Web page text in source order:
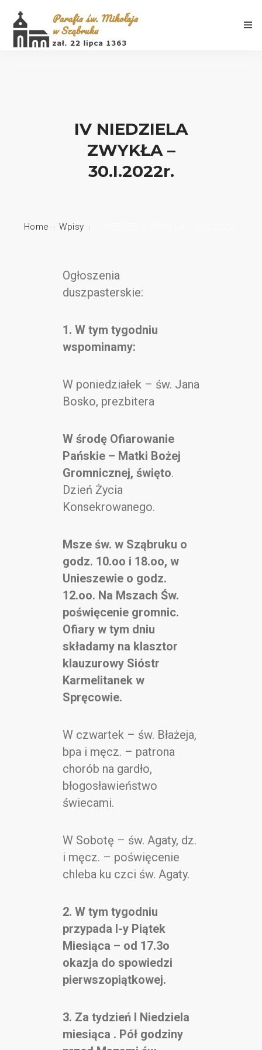
Porządek Mszy Świętych
IV NIEDZIELA
ZWYKŁA –
30.I.2022r.
Home Wpisy
Ogłoszenia
duszpasterskie:
1. W tym tygodniu
wspominamy:
W poniedziałek – św. Jana
Bosko, prezbitera
W środę Ofiarowanie
Pańskie – Matki Bożej
Gromnicznej, święto.
Dzień Życia
Konsekrowanego.
Msze św. w Sząbruku o
godz. 10.oo i 18.oo, w
Unieszewie o godz.
12.oo. Na Mszach Św.
poświęcenie gromnic.
Ofiary w tym dniu
składamy na klasztor
klauzurowy Sióstr
Karmelitanek w
Spręcowie.
W czwartek – św. Błażeja,
bpa i męcz. – patrona
chorób na gardło,
błogosławieństwo
świecami.
W Sobotę – św. Agaty, dz.
i męcz. – poświęcenie
chleba ku czci św. Agaty.
2. W tym tygodniu
przypada I-y Piątek
Miesiąca – od 17.3o
okazja do spowiedzi
pierwszopiątkowej.
3. Za tydzień I Niedziela
miesiąca . Pół godziny